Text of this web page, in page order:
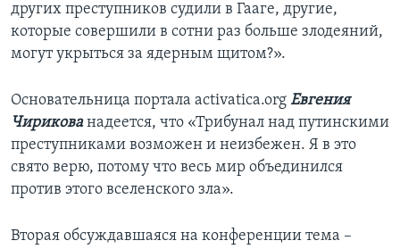
других преступников судили в Гааге, другие,
которые совершили в сотни раз больше злодеяний,
могут укрыться за ядерным щитом?».
Основательница портала activatica.org Евгения
Чирикованадеется, что «Трибунал над путинскими
преступниками возможен и неизбежен. Я в это
свято верю, потому что весь мир объединился
против этого вселенского зла».
Вторая обсуждавшаяся на конференции тема –